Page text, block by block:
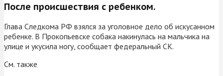
После происшествия с ребенком.
Глава Следкома РФ взялся за уголовное дело об искусанном
ребенке. В Прокопьевске собака накинулась на мальчика на
улице и укусила ногу, сообщает федеральный СК.
См. также